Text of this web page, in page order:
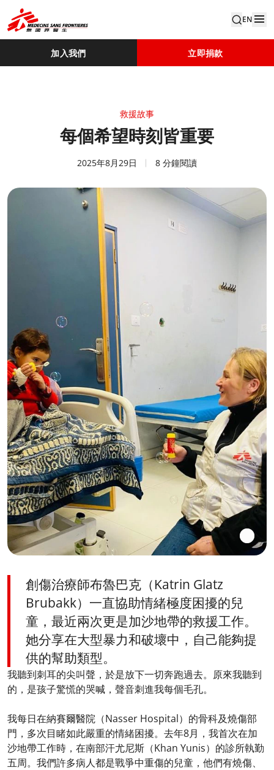
EN
加入我們 立即捐款
救援故事
每個希望時刻皆重要
2025年8月29日 8 分鐘閱讀
創傷治療師布魯巴克（Katrin Glatz
Brubakk）一直協助情緒極度困擾的兒
童，最近兩次更是加沙地帶的救援工作。
她分享在大型暴力和破壞中，自己能夠提
供的幫助類型。
我聽到刺耳的尖叫聲，於是放下一切奔跑過去。原來我聽到
的，是孩子驚慌的哭喊，聲音刺進我每個毛孔。
我每日在納賽爾醫院（Nasser Hospital）的骨科及燒傷部
門，多次目睹如此嚴重的情緒困擾。去年8月，我首次在加
沙地帶工作時，在南部汗尤尼斯（Khan Yunis）的診所執勤
五周。我們許多病人都是戰爭中重傷的兒童，他們有燒傷、